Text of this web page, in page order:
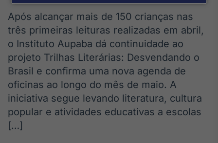
Broadcast
Agro
Tudo sobre o
agronegócio
Broadcast
Político
Os bastidores da
política em
tempo real
Após alcançar mais de 150 crianças nas
três primeiras leituras realizadas em abril,
o Instituto Aupaba dá continuidade ao
projeto Trilhas Literárias: Desvendando o
Brasil e confirma uma nova agenda de
oficinas ao longo do mês de maio. A
iniciativa segue levando literatura, cultura
popular e atividades educativas a escolas
[…]